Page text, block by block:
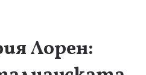
Лорен: